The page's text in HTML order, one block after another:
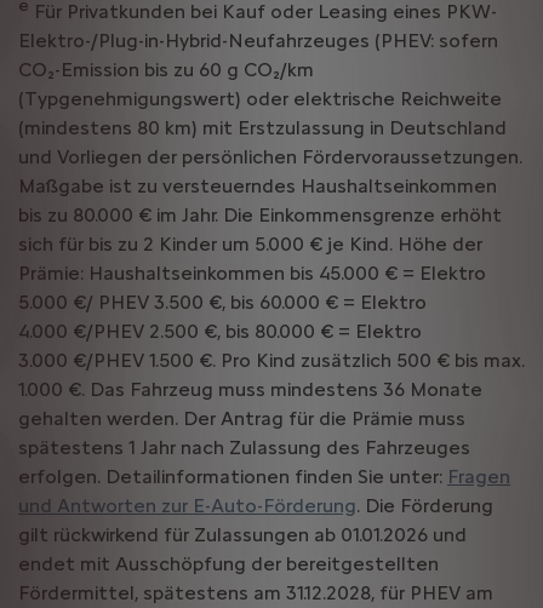
e Für Privatkunden bei Kauf oder Leasing eines PKW-
Elektro-/Plug-in-Hybrid-Neufahrzeuges (PHEV: sofern
CO₂-Emission bis zu 60 g CO₂/km
(Typgenehmigungswert) oder elektrische Reichweite
(mindestens 80 km) mit Erstzulassung in Deutschland
und Vorliegen der persönlichen Fördervoraussetzungen.
Maßgabe ist zu versteuerndes Haushaltseinkommen
bis zu 80.000 € im Jahr. Die Einkommensgrenze erhöht
sich für bis zu 2 Kinder um 5.000 € je Kind. Höhe der
Prämie: Haushaltseinkommen bis 45.000 € = Elektro
5.000 €/ PHEV 3.500 €, bis 60.000 € = Elektro
4.000 €/PHEV 2.500 €, bis 80.000 € = Elektro
3.000 €/PHEV 1.500 €. Pro Kind zusätzlich 500 € bis max.
1.000 €. Das Fahrzeug muss mindestens 36 Monate
gehalten werden. Der Antrag für die Prämie muss
spätestens 1 Jahr nach Zulassung des Fahrzeuges
erfolgen. Detailinformationen finden Sie unter: Fragen
und Antworten zur E-Auto-Förderung. Die Förderung
gilt rückwirkend für Zulassungen ab 01.01.2026 und
endet mit Ausschöpfung der bereitgestellten
Fördermittel, spätestens am 31.12.2028, für PHEV am